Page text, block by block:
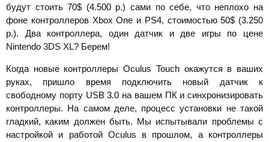
будут стоить 70$ (4.500 р.) сами по себе, что неплохо на
фоне контроллеров Xbox One и PS4, стоимостью 50$ (3.250
р.). Два контроллера, один датчик и две игры по цене
Nintendo 3DS XL? Берем!
Когда новые контроллеры Oculus Touch окажутся в ваших
руках, пришло время подключить новый датчик к
свободному порту USB 3.0 на вашем ПК и синхронизировать
контроллеры. На самом деле, процесс установки не такой
гладкий, каким должен быть. Мы испытывали проблемы с
настройкой и работой Oculus в прошлом, а контроллеры